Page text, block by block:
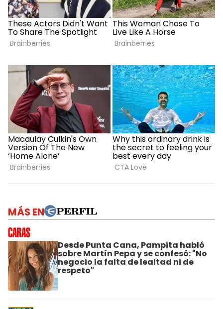
MÁS EN
Desde Punta Cana, Pampita habló
sobre Martín Pepa y se confesó: "No
negocio la falta de lealtad ni de
respeto"